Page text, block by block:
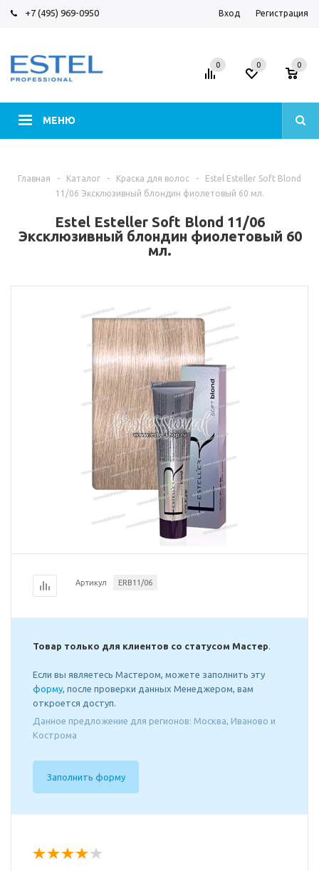
+7 (495) 969-0950 Вход Регистрация
МЕНЮ
0 0 0
Главная - Каталог - Краска для волос -
Estel Esteller Soft Blond
11/06 Эксклюзивный блондин фиолетовый 60 мл.
Estel Esteller Soft Blond 11/06
Эксклюзивный блондин фиолетовый 60
мл.
Артикул ERB11/06
Товар только для клиентов со статусом Мастер.
Если вы являетесь Мастером, можете заполнить эту
форму, после проверки данных Менеджером, вам
откроется доступ.
Данное предложение для регионов: Москва, Иваново и
Кострома
Заполнить форму